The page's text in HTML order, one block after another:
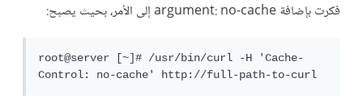
فكرت بإضافة argument: no-cache إلى الأمر، بحيث يصبح:
root@server [~]# /usr/bin/curl -H 'Cache-
Control: no-cache' http://full-path-to-curl